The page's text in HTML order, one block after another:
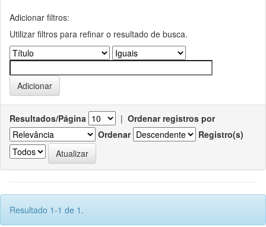
Adicionar filtros:
Utilizar filtros para refinar o resultado de busca.
Resultados/Página | Ordenar registros por
Ordenar
Registro(s)
Resultado 1-1 de 1.